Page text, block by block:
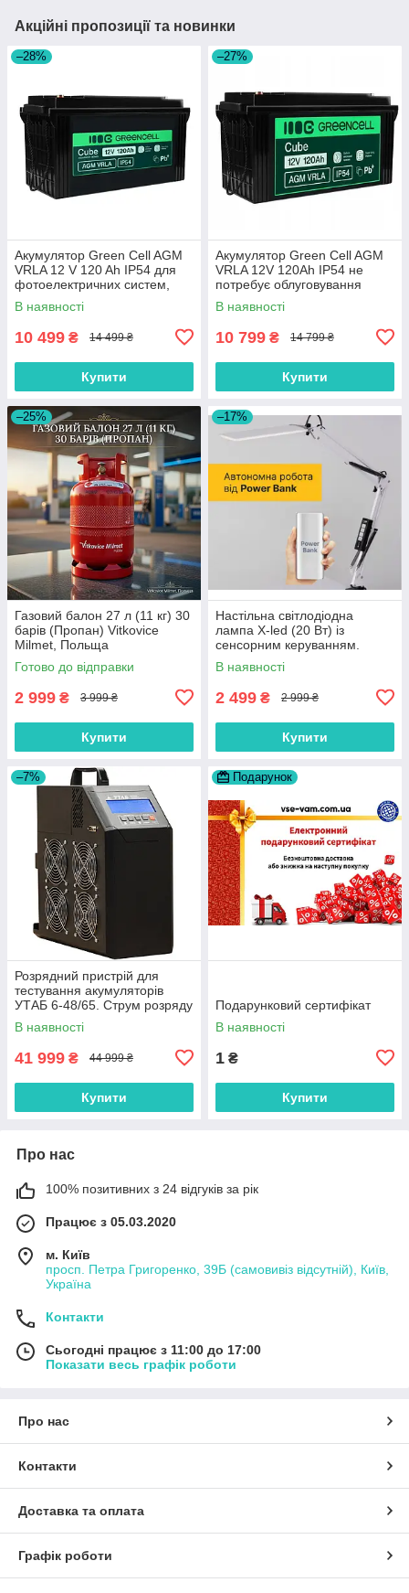
Акційні пропозиції та новинки
–28%
Акумулятор Green Cell AGM
VRLA 12 V 120 Ah IP54 для
фотоелектричних систем,
яхт, човнів, сонячних панелей
В наявності
10 499 ₴ 14 499 ₴
Купити
–27%
Акумулятор Green Cell AGM
VRLA 12V 120Ah IP54 не
потребує облуговування
(термін служби - 5 років)
В наявності
10 799 ₴ 14 799 ₴
Купити
–25%
Газовий балон 27 л (11 кг) 30
барів (Пропан) Vitkovice
Milmet, Польща
Готово до відправки
2 999 ₴ 3 999 ₴
Купити
–17%
Настільна світлодіодна
лампа X-led (20 Вт) із
сенсорним керуванням.
Роботи від мережи і від
«Power Bank» (біла).
В наявності
2 499 ₴ 2 999 ₴
Купити
–7%
Розрядний пристрій для
тестування акумуляторів
УТАБ 6-48/65. Струм розряду
- до 65 Ампер.
В наявності
41 999 ₴ 44 999 ₴
Купити
Подарунок
Подарунковий сертифікат
В наявності
1 ₴
Купити
Про нас
100% позитивних з 24 відгуків за рік
Працює з 05.03.2020
м. Київ
просп. Петра Григоренко, 39Б (самовивіз відсутній), Київ,
Україна
Контакти
Сьогодні працює з 11:00 до 17:00
Показати весь графік роботи
Про нас
Контакти
Доставка та оплата
Графік роботи